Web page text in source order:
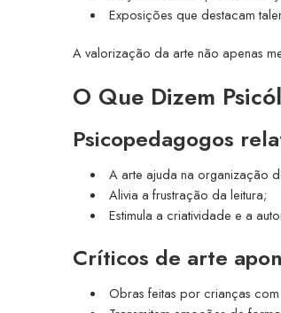
Exposições que destacam
A valorização da arte não apenas
O Que Dizem
Psicopedagogos
A arte ajuda na organização
Alivia a frustração da leitura;
Estimula a criatividade e a
Críticos de arte
Obras feitas por crianças